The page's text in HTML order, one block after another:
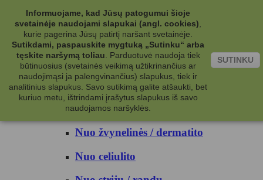
Kategorijos
Kosmetika
Kūno priežiūrai
Nuo prakaito
Kūno prausikliai
Nuo žvynelinės / dermatito
Nuo celiulito
Informuojame, kad Jūsų patogumui šioje
svetainėje naudojami slapukai (angl. cookies)
kurie pagerina Jūsų patirtį naršant svetainėje.
Sutikdami, paspauskite mygtuką „Sutinku“ arba
tęskite naršymą toliau
Parduotuvė naudoja tiek
būtinuosius (svetainės veikimą užtikrinančius ar
naudojimąsi ja palengvinančius) slapukus, tiek ir
analitinius slapukus. Savo sutikimą galite atšaukti, bet
kuriuo metu, ištrindami įrašytus slapukus iš savo
naudojamos naršyklės.
SUTINKU